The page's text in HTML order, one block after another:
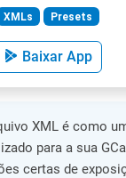
XMLs Presets
Baixar App
XML é como
para a sua
certas de